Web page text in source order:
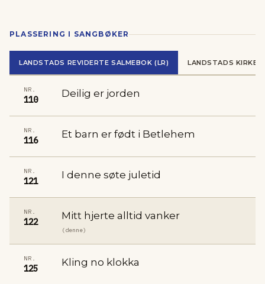
PLASSERING I SANGBØKER
LANDSTADS REVIDERTE SALMEBOK (LR) LANDSTADS
NR.
110
Deilig er jorden
NR.
116
Et barn er født i Betlehem
NR.
121
I denne søte juletid
NR.
122
Mitt hjerte alltid vanker
(denne)
NR.
125
Kling no klokka